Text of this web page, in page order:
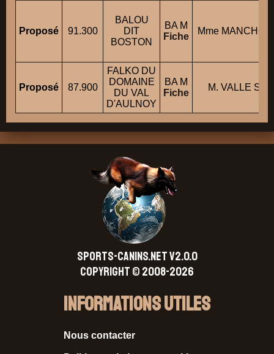
Proposé 91.300
BALOU
DIT
BOSTON
BA M
Fiche
Mme
Proposé 87.900
FALKO DU
DOMAINE
DU VAL
D'AULNOY
BA M
Fiche
M. VALLE
SPORTS-CANINS.NET V2.0.0
Copyright © 2008-2026
Informations Utiles
Nous contacter